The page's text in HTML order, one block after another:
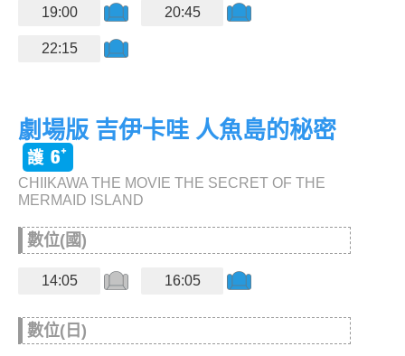
19:00 20:45
22:15
劇場版 吉伊卡哇 人魚島的秘密
CHIIKAWA THE MOVIE THE SECRET OF THE
MERMAID ISLAND
數位(國)
14:05 16:05
數位(日)